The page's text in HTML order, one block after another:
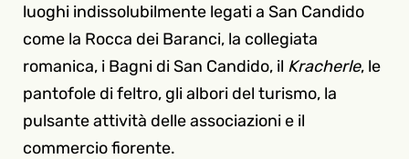
luoghi indissolubilmente legati a San Candido
come la Rocca dei Baranci, la collegiata
romanica, i Bagni di San Candido, il Kracherle, le
pantofole di feltro, gli albori del turismo, la
pulsante attività delle associazioni e il
commercio fiorente.